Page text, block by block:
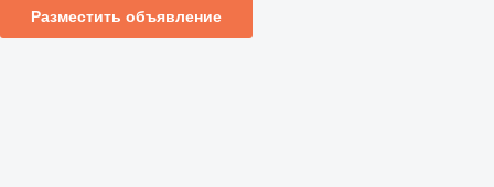
Разместить объявление